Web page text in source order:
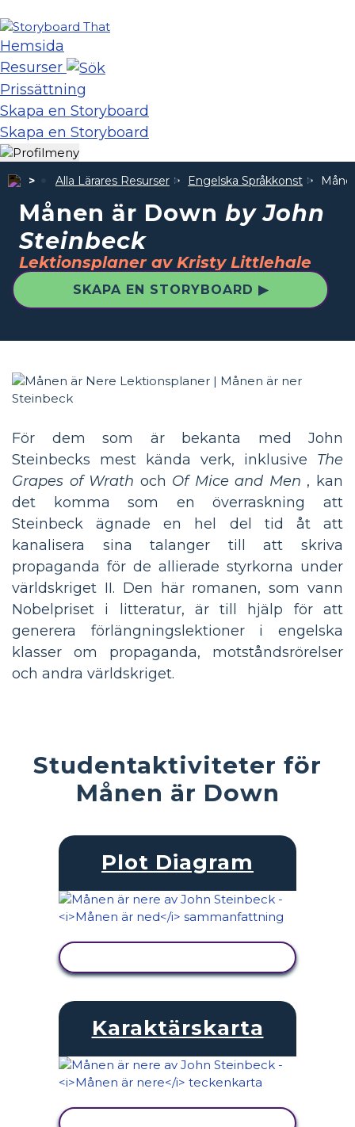
Hemsida
Resurser
Prissättning
Skapa en Storyboard
Skapa en Storyboard
Alla Lärares Resurser Engelska Språkkonst
Månen är Down by John
Steinbeck
Lektionsplaner av Kristy Littlehale
SKAPA EN STORYBOARD ▶
För dem som är bekanta med John
Steinbecks mest kända verk, inklusive The
Grapes of Wrath och Of Mice and Men , kan
det komma som en överraskning att
Steinbeck ägnade en hel del tid åt att
kanalisera sina talanger till att skriva
propaganda för de allierade styrkorna under
världskriget II. Den här romanen, som vann
Nobelpriset i litteratur, är till hjälp för att
generera förlängningslektioner i engelska
klasser om propaganda, motståndsrörelser
och andra världskriget.
Studentaktiviteter för
Månen är Down
Plot Diagram
Karaktärskarta